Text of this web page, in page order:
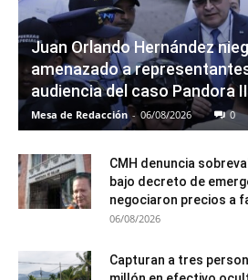
Juan Orlando Hernández
amenazado a
audiencia del caso Pandora II
Mesa de Redacción - 06/08/2026 0
CMH denuncia
bajo decreto de
negociaron precios a
06/08/2026
Capturan a tres